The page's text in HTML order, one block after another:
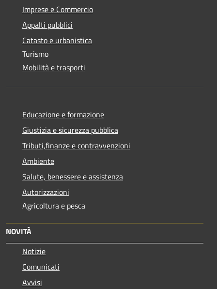
Imprese e Commercio
Appalti pubblici
Catasto e urbanistica
Turismo
Mobilità e trasporti
Educazione e formazione
Giustizia e sicurezza pubblica
Tributi,finanze e contravvenzioni
Ambiente
Salute, benessere e assistenza
Autorizzazioni
Agricoltura e pesca
NOVITÀ
Notizie
Comunicati
Avvisi